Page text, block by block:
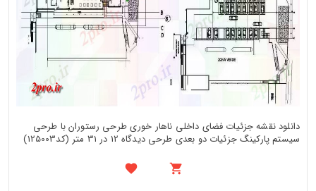
دانلود نقشه جزئیات فضای داخلی ناهار خوری طرحی رستوران با طرحی
سیستم پارکینگ جزئیات دو بعدی طرحی دیدگاه 12 در 31 متر (کد125003)